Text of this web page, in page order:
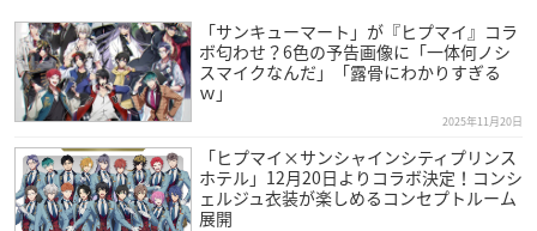
「サンキューマート」が『ヒプマイ』コラ
ボ匂わせ？6色の予告画像に「一体何ノシ
スマイクなんだ」「露骨にわかりすぎる
ｗ」
2025年11月20日
「ヒプマイ×サンシャインシティプリンス
ホテル」12月20日よりコラボ決定！コンシ
ェルジュ衣装が楽しめるコンセプトルーム
展開